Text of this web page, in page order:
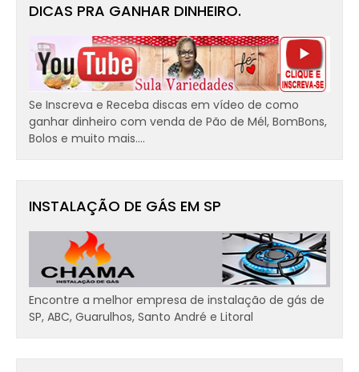
DICAS PRA GANHAR DINHEIRO.
Se Inscreva e Receba discas em vídeo de como
ganhar dinheiro com venda de Pão de Mél, BomBons,
Bolos e muito mais....
INSTALAÇÃO DE GÁS EM SP
Encontre a melhor empresa de instalação de gás de
SP, ABC, Guarulhos, Santo André e Litoral